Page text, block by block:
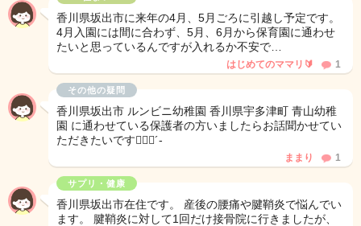
香川県坂出市に来年の4月、5月ごろに引越し予定です。
4月入園には間に合わず、5月、6月から保育園に通わせ
たいと思っているんですが入れるか不安で…
はじめてのママリ🔰 1
その他の疑問
香川県坂出市 ルンビニ幼稚園 香川県宇多津町 青山幼稚
園 に通わせている保護者の方いましたらお話聞かせてい
ただきたいです🙇🏻‍♀️‪‪´-
ままり 1
サプリ・健康
香川県坂出市在住です。 産後の腰痛や腱鞘炎で悩んでい
ます。 腱鞘炎に対して1回だけ接骨院に行きましたが、